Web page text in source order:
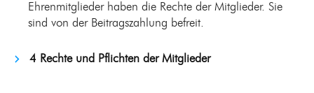
Ehrenmitglieder haben die Rechte der Mitglieder. Sie
sind von der Beitragszahlung befreit.
4 Rechte und Pflichten der Mitglieder